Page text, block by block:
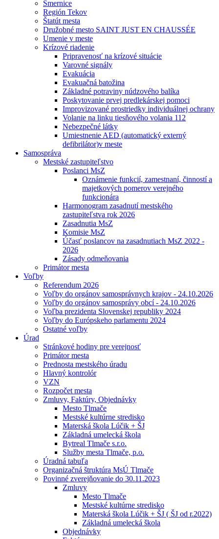
Smernice
Región Tekov
Štatút mesta
Družobné mesto SAINT JUST EN CHAUSSÉE
Umenie v meste
Krízové riadenie
Pripravenosť na krízové situácie
Varovné signály
Evakuácia
Evakuačná batožina
Základné potraviny núdzového balíka
Poskytovanie prvej predlekárskej pomoci
Improvizované prostriedky individuálnej ochrany
Volanie na linku tiesňového volania 112
Nebezpečné látky
Umiestnenie AED (automatický externý
defibrilátor)v meste
Samospráva
Mestské zastupiteľstvo
Poslanci MsZ
Oznámenie funkcií, zamestnaní, činností a
majetkových pomerov verejného
funkcionára
Harmonogram zasadnutí mestského
zastupiteľstva rok 2026
Zasadnutia MsZ
Komisie MsZ
Účasť poslancov na zasadnutiach MsZ 2022 -
2026
Zásady odmeňovania
Primátor mesta
Voľby
Referendum 2026
Voľby do orgánov samosprávnych krajov - 24.10.2026
Voľby do orgánov samosprávy obcí - 24.10.2026
Voľba prezidenta Slovenskej republiky 2024
Voľby do Európskeho parlamentu 2024
Ostatné voľby
Úrad
Stránkové hodiny pre verejnosť
Primátor mesta
Prednosta mestského úradu
Hlavný kontrolór
VZN
Rozpočet mesta
Zmluvy, Faktúry, Objednávky
Mesto Tlmače
Mestské kultúrne stredisko
Materská škola Lúčik + ŠJ
Základná umelecká škola
Bytreal Tlmače s.r.o.
Služby mesta Tlmače, p.o.
Úradná tabuľa
Organizačná štruktúra MsÚ Tlmače
Povinné zverejňovanie do 30.11.2023
Zmluvy
Mesto Tlmače
Mestské kultúrne stredisko
Materská škola Lúčik + ŠJ ( ŠJ od r.2022)
Základná umelecká škola
Objednávky